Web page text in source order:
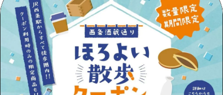
特集
特集一覧
おすすめ
アート
イベント・祭り
モデルコース
モデルコース一覧
Dive! Hiroshima 公式ガイド
スポット・体験
スポット・体験一覧